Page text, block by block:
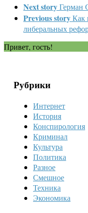
Next storyГерман
Previous storyКак
либеральных
Привет, гость!
Рубрики
Интернет
История
Конспирология
Криминал
Культура
Политика
Разное
Смешное
Техника
Экономика